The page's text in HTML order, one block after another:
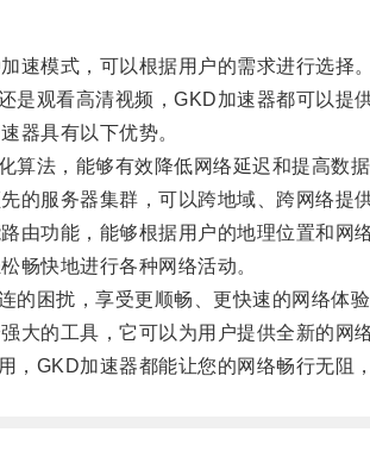
模式，可以根据用户的需求进行选择。
观看高清视频，GKD加速器都可以提供
具有以下优势。
法，能够有效降低网络延迟和提高数据
服务器集群，可以跨地域、跨网络提供
功能，能够根据用户的地理位置和网
快地进行各种网络活动。
困扰，享受更顺畅、更快速的网络体验
的工具，它可以为用户提供全新的网络
GKD加速器都能让您的网络畅行无阻，